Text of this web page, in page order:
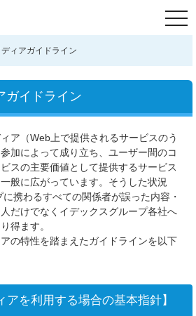
ィアガイドライン
ガイドライン
ア（Web上で提供されるサービスのう
加によって成り立ち、ユーザー間のコ
スの主要価値として提供するサービス
般に広がっています。そうした状況
携わるすべての関係者が誤った内容・
だけでなくイデックスグループ各社へ
得ます。
の特性を踏まえたガイドラインを以下
アを利用する場合の基本指針】